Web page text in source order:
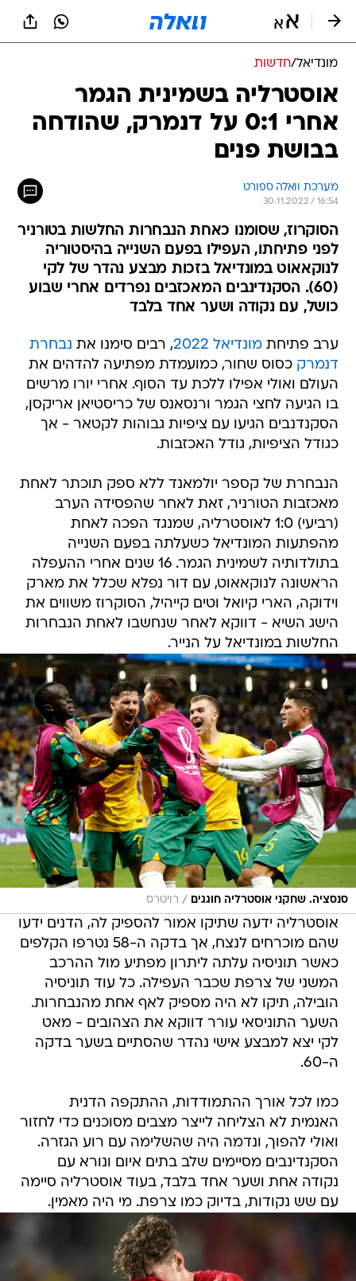
מונדיאל/חדשות
אוסטרליה בשמינית הגמר
אחרי 0:1 על דנמרק, שהודחה
בבושת פנים
מערכת וואלה ספורט
30.11.2022 / 16:54
הסוקרוז, שסומנו כאחת הנבחרות החלשות בטורניר
לפני פתיחתו, העפילו בפעם השנייה בהיסטוריה
לנוקאאוט במונדיאל בזכות מבצע נהדר של לקי
(60). הסקנדינבים המאכזבים נפרדים אחרי שבוע
כושל, עם נקודה ושער אחד בלבד
ערב פתיחתמונדיאל 2022 , רבים סימנו את נבחרת
דנמרק כסוס שחור, כמועמדת מפתיעה להדהים את
העולם ואולי אפילו ללכת עד הסוף. אחרי יורו מרשים
בו הגיעה לחצי הגמר ורנסאנס של כריסטיאן אריקסן,
הסקנדנבים הגיעו עם ציפיות גבוהות לקטאר - אך
כגודל הציפיות, גודל האכזבות.
הנבחרת של קספר יולמאנד ללא ספק תוכתר לאחת
מאכזבות הטורניר, זאת לאחר שהפסידה הערב
(רביעי) 1:0 לאוסטרליה, שמנגד הפכה לאחת
מהפתעות המונדיאל כשעלתה בפעם השנייה
בתולדותיה לשמינית הגמר. 16 שנים אחרי ההעפלה
הראשונה לנוקאאוט, עם דור נפלא שכלל את מארק
וידוקה, הארי קיואל וטים קייהיל, הסוקרוז משווים את
הישג השיא - דווקא לאחר שנחשבו לאחת הנבחרות
החלשות במונדיאל על הנייר.
סנסציה. שחקני אוסטרליה חוגגים / רויטרס
אוסטרליה ידעה שתיקו אמור להספיק לה, הדנים ידעו
שהם מוכרחים לנצח, אך בדקה ה-58 נטרפו הקלפים
כאשר תוניסיה עלתה ליתרון מפתיע מול ההרכב
המשני של צרפת שכבר העפילה. כל עוד תוניסיה
הובילה, תיקו לא היה מספיק לאף אחת מהנבחרות.
השער התוניסאי עורר דווקא את הצהובים - מאט
לקי יצא למבצע אישי נהדר שהסתיים בשער בדקה
ה-60.
כמו לכל אורך ההתמודדות, ההתקפה הדנית
האנמית לא הצליחה לייצר מצבים מסוכנים כדי לחזור
ואולי להפוך, ונדמה היה שהשלימה עם רוע הגזרה.
הסקנדינבים מסיימים שלב בתים איום ונורא עם
נקודה אחת ושער אחד בלבד, בעוד אוסטרליה סיימה
עם שש נקודות, בדיוק כמו צרפת. מי היה מאמין.